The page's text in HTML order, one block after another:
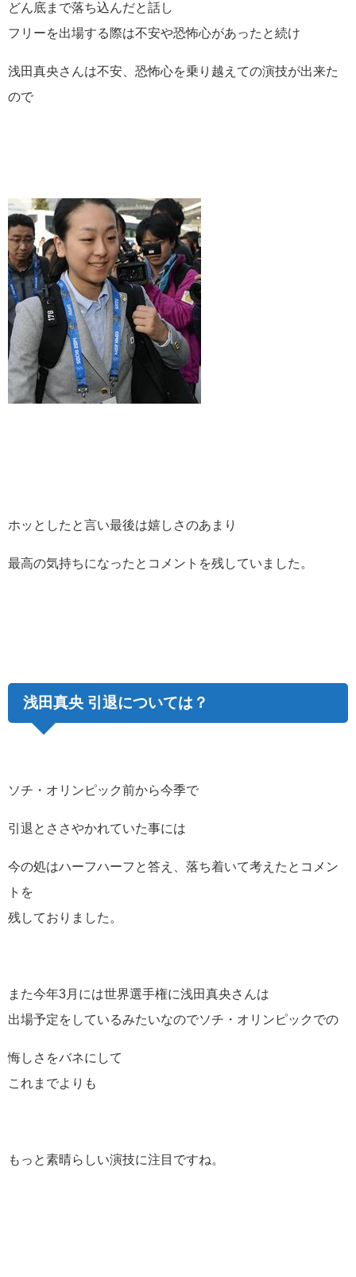
どん底まで落ち込んだと話し
フリーを出場する際は不安や恐怖心があったと続け
浅田真央さんは不安、恐怖心を乗り越えての演技が出来た
ので
ホッとしたと言い最後は嬉しさのあまり
最高の気持ちになったとコメントを残していました。
浅田真央 引退については？
ソチ・オリンピック前から今季で
引退とささやかれていた事には
今の処はハーフハーフと答え、落ち着いて考えたとコメン
トを
残しておりました。
また今年3月には世界選手権に浅田真央さんは
出場予定をしているみたいなのでソチ・オリンピックでの
悔しさをバネにして
これまでよりも
もっと素晴らしい演技に注目ですね。